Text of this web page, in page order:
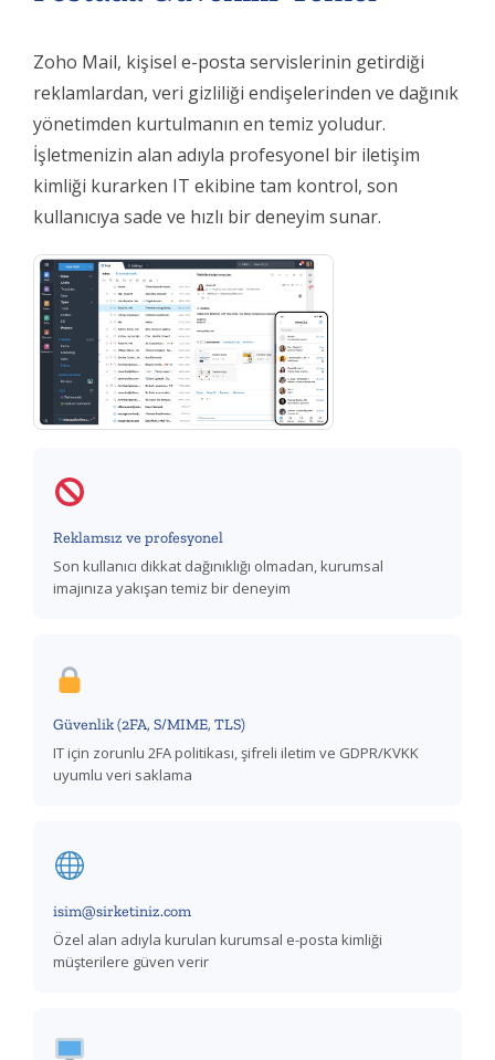
Zoho Mail, kişisel e-posta servislerinin getirdiği
reklamlardan, veri gizliliği endişelerinden ve dağınık
yönetimden kurtulmanın en temiz yoludur.
İşletmenizin alan adıyla profesyonel bir iletişim
kimliği kurarken IT ekibine tam kontrol, son
kullanıcıya sade ve hızlı bir deneyim sunar.
Reklamsız ve profesyonel
Son kullanıcı dikkat dağınıklığı olmadan, kurumsal
imajınıza yakışan temiz bir deneyim
Güvenlik (2FA, S/MIME, TLS)
IT için zorunlu 2FA politikası, şifreli iletim ve GDPR/KVKK
uyumlu veri saklama
isim@sirketiniz.com
Özel alan adıyla kurulan kurumsal e-posta kimliği
müşterilere güven verir